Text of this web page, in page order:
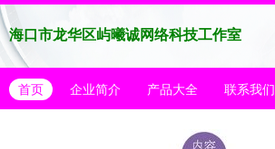
海口市龙华区屿曦诚网络科技工作室
首页 企业简介 产品大全 联系我们